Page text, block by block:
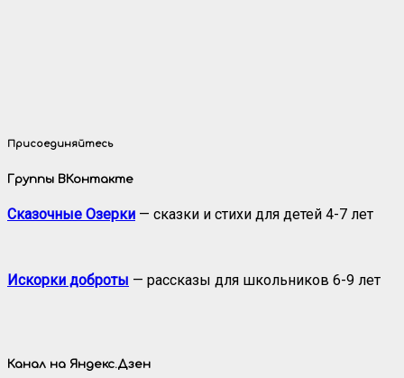
Присоединяйтесь
Группы ВКонтакте
Сказочные Озерки — сказки и стихи для детей 4-7 лет
Искорки доброты — рассказы для школьников 6-9 лет
Канал на Яндекс.Дзен